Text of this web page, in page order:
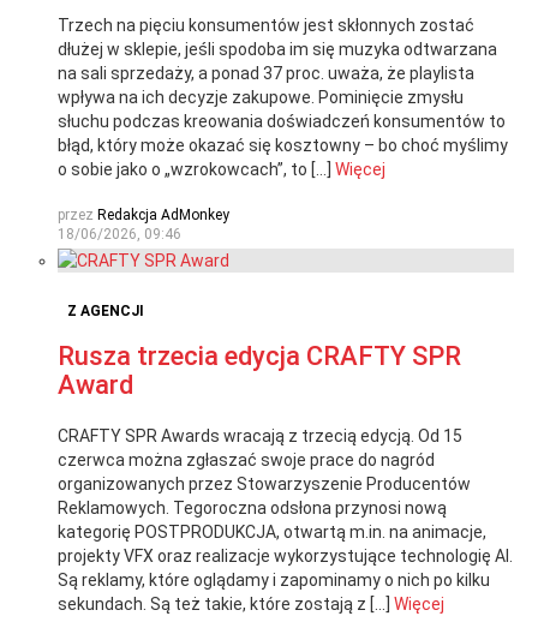
Trzech na pięciu konsumentów jest skłonnych zostać
dłużej w sklepie, jeśli spodoba im się muzyka odtwarzana
na sali sprzedaży, a ponad 37 proc. uważa, że playlista
wpływa na ich decyzje zakupowe. Pominięcie zmysłu
słuchu podczas kreowania doświadczeń konsumentów to
błąd, który może okazać się kosztowny – bo choć myślimy
o sobie jako o „wzrokowcach”, to […] Więcej
przez Redakcja AdMonkey
18/06/2026, 09:46
Z AGENCJI
Rusza trzecia edycja CRAFTY SPR
Award
CRAFTY SPR Awards wracają z trzecią edycją. Od 15
czerwca można zgłaszać swoje prace do nagród
organizowanych przez Stowarzyszenie Producentów
Reklamowych. Tegoroczna odsłona przynosi nową
kategorię POSTPRODUKCJA, otwartą m.in. na animacje,
projekty VFX oraz realizacje wykorzystujące technologię AI.
Są reklamy, które oglądamy i zapominamy o nich po kilku
sekundach. Są też takie, które zostają z […] Więcej